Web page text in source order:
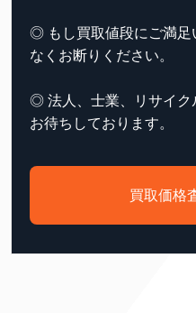
◎ もし買取値段にご満足
なくお断りください。
◎ 法人、士業、リサイク
お待ちしております。
買取価格